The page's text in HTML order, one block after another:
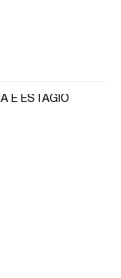
E ESTÁGIO